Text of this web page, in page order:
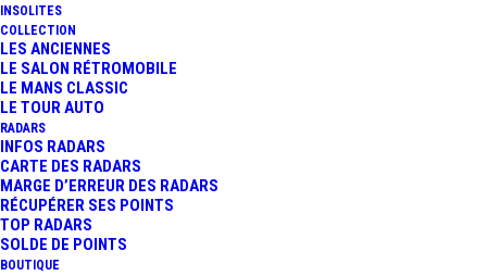
INSOLITES
COLLECTION
LES ANCIENNES
LE SALON RÉTROMOBILE
LE MANS CLASSIC
LE TOUR AUTO
RADARS
INFOS RADARS
CARTE DES RADARS
MARGE D’ERREUR DES RADARS
RÉCUPÉRER SES POINTS
TOP RADARS
SOLDE DE POINTS
BOUTIQUE
L’AFFICHE DE LA SOIRÉE AUDI
« E-TRON » LE 23 SEPTEMBRE